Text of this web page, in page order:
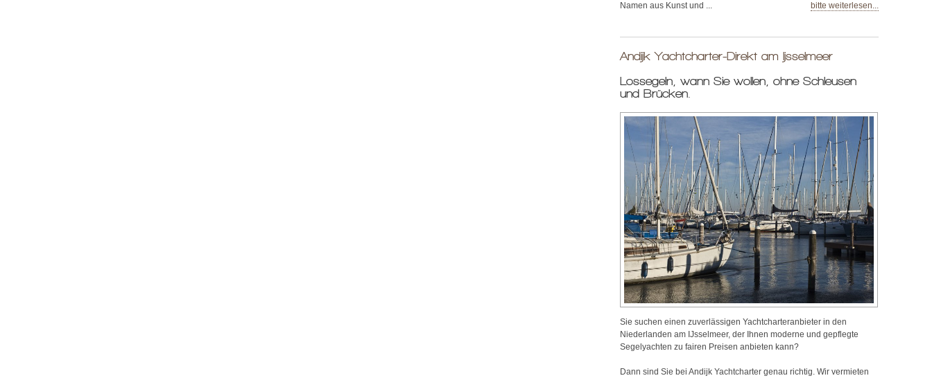
Namen aus Kunst und ...
bitte weiterlesen...
Andijk Yachtcharter-Direkt am Ijsselmeer
Lossegeln, wann Sie wollen, ohne Schleusen
und Brücken.
Sie suchen einen zuverlässigen Yachtcharteranbieter in den
Niederlanden am IJsselmeer, der Ihnen moderne und gepflegte
Segelyachten zu fairen Preisen anbieten kann?
Dann sind Sie bei Andijk Yachtcharter genau richtig. Wir vermieten